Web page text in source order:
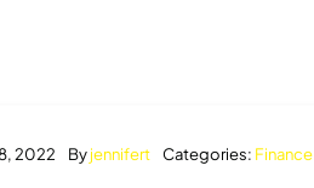
2022 Byjennifert Categories: Finance